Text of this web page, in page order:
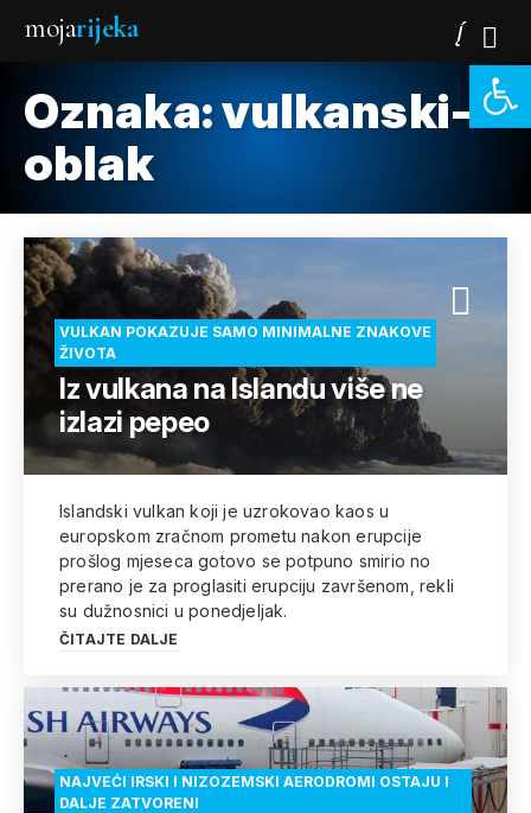
mojarijeka
Oznaka:vulkanski-
oblak
VULKAN POKAZUJE SAMO MINIMALNE ZNAKOVE
ŽIVOTA
Iz vulkana na Islandu više ne
izlazi pepeo
Islandski vulkan koji je uzrokovao kaos u
europskom zračnom prometu nakon erupcije
prošlog mjeseca gotovo se potpuno smirio no
prerano je za proglasiti erupciju završenom, rekli
su dužnosnici u ponedjeljak.
ČITAJTE DALJE
NAJVEĆI IRSKI I NIZOZEMSKI AERODROMI OSTAJU I
DALJE ZATVORENI